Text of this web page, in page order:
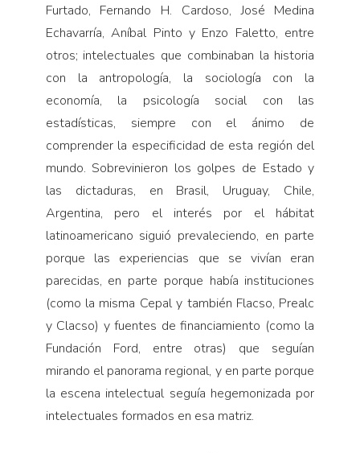
Furtado, Fernando H. Cardoso, José Medina
Echavarría, Aníbal Pinto y Enzo Faletto, entre
otros; intelectuales que combinaban la historia
con la antropología, la sociología con la
economía, la psicología social con las
estadísticas, siempre con el ánimo de
comprender la especificidad de esta región del
mundo. Sobrevinieron los golpes de Estado y
las dictaduras, en Brasil, Uruguay, Chile,
Argentina, pero el interés por el hábitat
latinoamericano siguió prevaleciendo, en parte
porque las experiencias que se vivían eran
parecidas, en parte porque había instituciones
(como la misma Cepal y también Flacso, Prealc
y Clacso) y fuentes de financiamiento (como la
Fundación Ford, entre otras) que seguían
mirando el panorama regional, y en parte porque
la escena intelectual seguía hegemonizada por
intelectuales formados en esa matriz.